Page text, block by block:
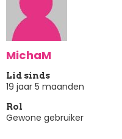
MichaM
Lid sinds
19 jaar 5 maanden
Rol
Gewone gebruiker